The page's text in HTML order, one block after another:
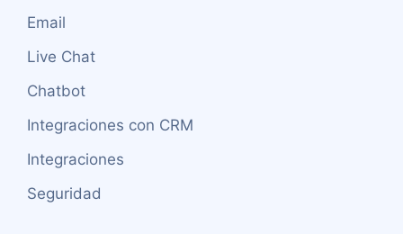
Email
Live Chat
Chatbot
Integraciones con CRM
Integraciones
Seguridad